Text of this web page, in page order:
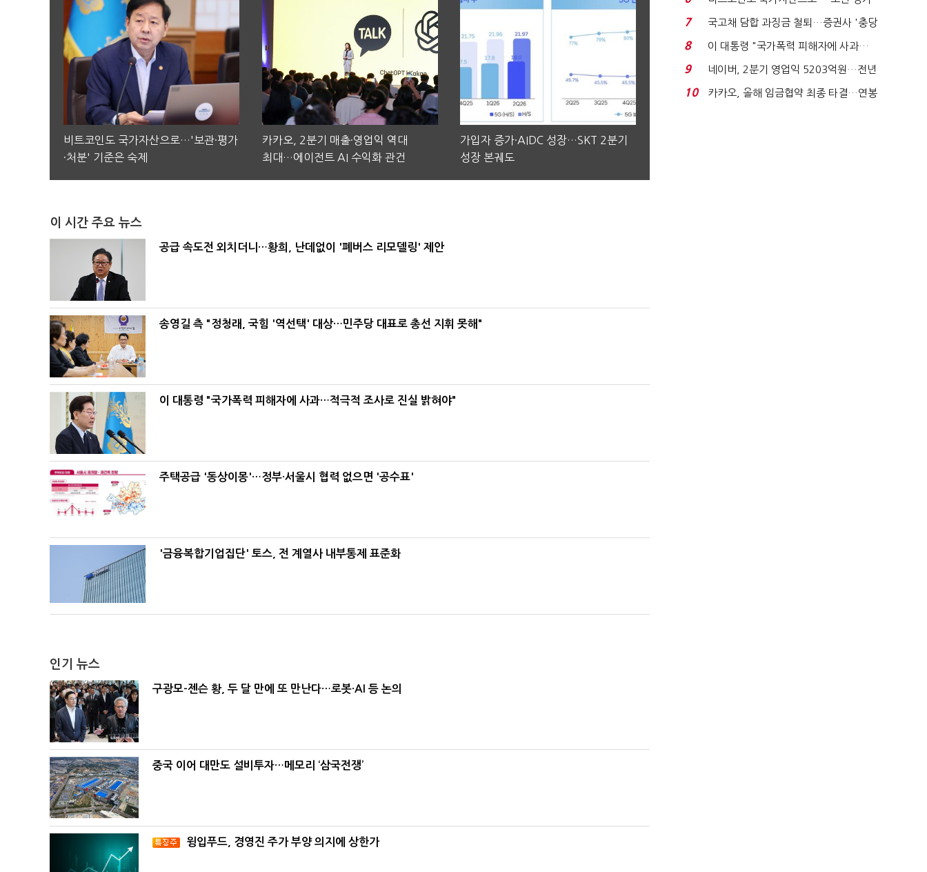
비트코인도 국가자산으로…'보관·평가
·처분' 기준은 숙제
카카오, 2분기 매출·영업익 역대
최대…에이전트 AI 수익화 관건
가입자 증가·AIDC 성장…SKT 2분기
성장 본궤도
이 시간 주요 뉴스
공급 속도전 외치더니…황희, 난데없이 '폐버스 리모델링' 제안
송영길 측 "정청래, 국힘 '역선택' 대상…민주당 대표로 총선 지휘 못해"
이 대통령 "국가폭력 피해자에 사과…적극적 조사로 진실 밝혀야"
주택공급 '동상이몽'…정부·서울시 협력 없으면 '공수표'
'금융복합기업집단' 토스, 전 계열사 내부통제 표준화
인기 뉴스
구광모-젠슨 황, 두 달 만에 또 만난다…로봇·AI 등 논의
중국 이어 대만도 설비투자…메모리 ‘삼국전쟁’
윙입푸드, 경영진 주가 부양 의지에 상한가
처분' 기준은 ...
7
국고채 담합 과징금 철퇴…증권사 '충당
금 폭탄' 우려...
8
이 대통령 "국가폭력 피해자에 사과…
적극적 조사로 진...
9
네이버, 2분기 영업익 5203억원…전년
비 0.2% 감소...
10
카카오, 올해 임금협약 최종 타결…연봉